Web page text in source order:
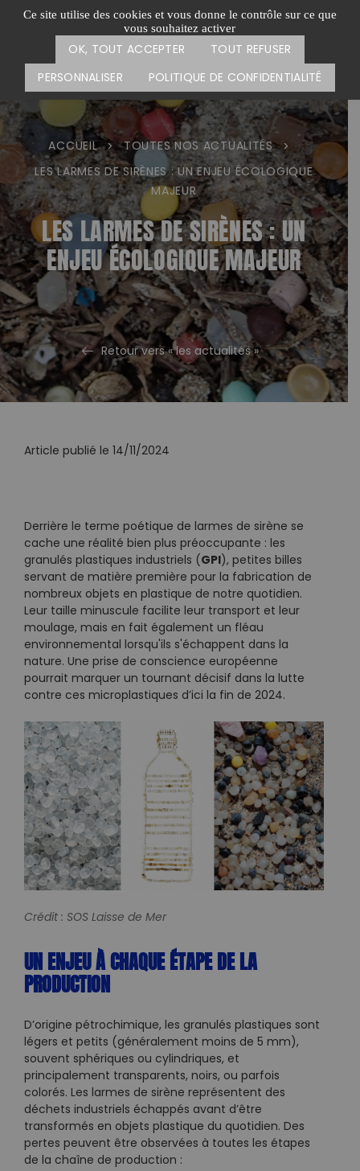
Ce site utilise des cookies et vous donne le contrôle sur ce que
vous souhaitez activer
OK, TOUT ACCEPTER
TOUT REFUSER
PERSONNALISER
POLITIQUE DE CONFIDENTIALITÉ
Passer
Menu
CARTE DES ACTIONS FAIRE UN DON
ACCUEIL > TOUTES NOS ACTUALITÉS >
LES LARMES DE SIRÈNES : UN ENJEU ÉCOLOGIQUE
MAJEUR
LES LARMES DE SIRÈNES : UN
ENJEU ÉCOLOGIQUE MAJEUR
Retour vers « les actualités »
Article publié le 14/11/2024
Derrière le terme poétique de larmes de sirène se
cache une réalité bien plus préoccupante : les
granulés plastiques industriels (GPI), petites billes
servant de matière première pour la fabrication de
nombreux objets en plastique de notre quotidien.
Leur taille minuscule facilite leur transport et leur
moulage, mais en fait également un fléau
environnemental lorsqu'ils s'échappent dans la
nature. Une prise de conscience européenne
pourrait marquer un tournant décisif dans la lutte
contre ces microplastiques d’ici la fin de 2024.
Crédit : SOS Laisse de Mer
UN ENJEU À CHAQUE ÉTAPE DE LA
PRODUCTION
D’origine pétrochimique, les granulés plastiques sont
légers et petits (généralement moins de 5 mm),
souvent sphériques ou cylindriques, et
principalement transparents, noirs, ou parfois
colorés. Les larmes de sirène représentent des
déchets industriels échappés avant d’être
transformés en objets plastique du quotidien. Des
pertes peuvent être observées à toutes les étapes
de la chaîne de production :